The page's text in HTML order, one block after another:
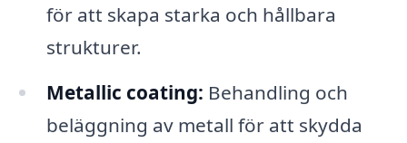
för att skapa starka och hållbara
strukturer.
Metallic coating: Behandling och
beläggning av metall för att skydda